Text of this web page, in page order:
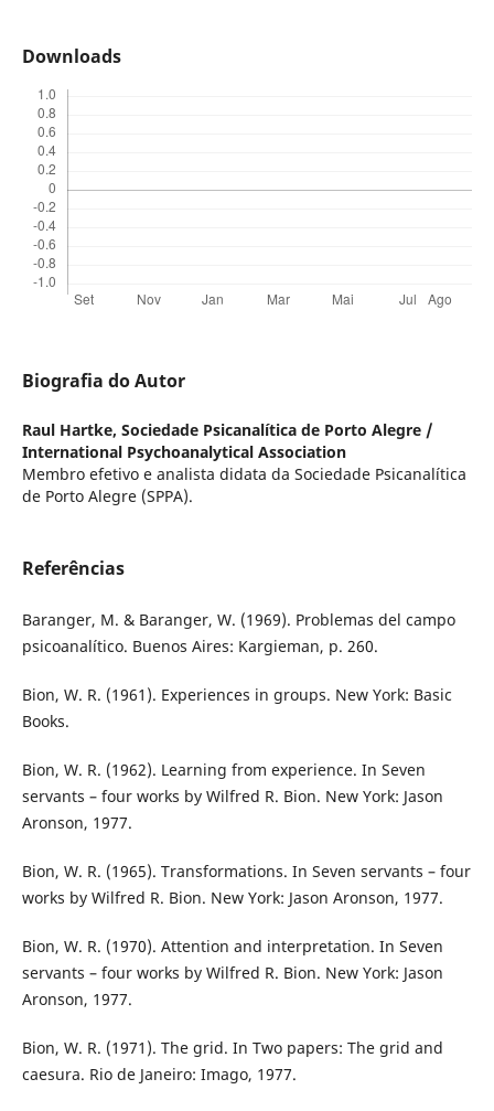
Downloads
Biografia do Autor
Raul Hartke, Sociedade Psicanalítica de Porto Alegre /
International Psychoanalytical Association
Membro efetivo e analista didata da Sociedade Psicanalítica
de Porto Alegre (SPPA).
Referências
Baranger, M. & Baranger, W. (1969). Problemas del campo
psicoanalítico. Buenos Aires: Kargieman, p. 260.
Bion, W. R. (1961). Experiences in groups. New York: Basic
Books.
Bion, W. R. (1962). Learning from experience. In Seven
servants – four works by Wilfred R. Bion. New York: Jason
Aronson, 1977.
Bion, W. R. (1965). Transformations. In Seven servants – four
works by Wilfred R. Bion. New York: Jason Aronson, 1977.
Bion, W. R. (1970). Attention and interpretation. In Seven
servants – four works by Wilfred R. Bion. New York: Jason
Aronson, 1977.
Bion, W. R. (1971). The grid. In Two papers: The grid and
caesura. Rio de Janeiro: Imago, 1977.